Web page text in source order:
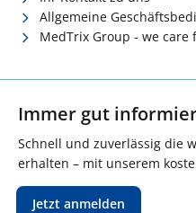
Allgemeine
MedTrix Group - we
Immer gut
Schnell und zuverlässig die
erhalten – mit unserem
Jetzt anmelden